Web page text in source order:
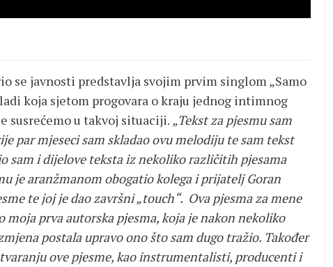
se javnosti predstavlja svojim prvim singlom „Samo
koja sjetom progovara o kraju jednog intimnog
susrećemo u takvoj situaciji. „Tekst za pjesmu sam
par mjeseci sam skladao ovu melodiju te sam tekst
sam i dijelove teksta iz nekoliko različitih pjesama
je aranžmanom obogatio kolega i prijatelj Goran
te joj je dao završni „touch“. Ova pjesma za mene
moja prva autorska pjesma, koja je nakon nekoliko
postala upravo ono što sam dugo tražio. Također
ove pjesme, kao instrumentalisti, producenti i